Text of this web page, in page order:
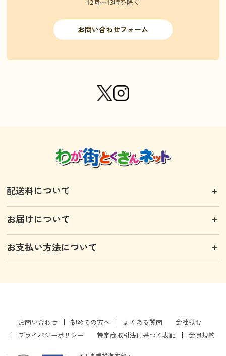
12時〜13時を除く
お問い合わせフォーム
配送料について
お届けについて
お支払い方法について
お問い合わせ 初めての方へ よくある質問
会社概要
プライバシーポリシー
特定商取引法に基づく表記 会員規約